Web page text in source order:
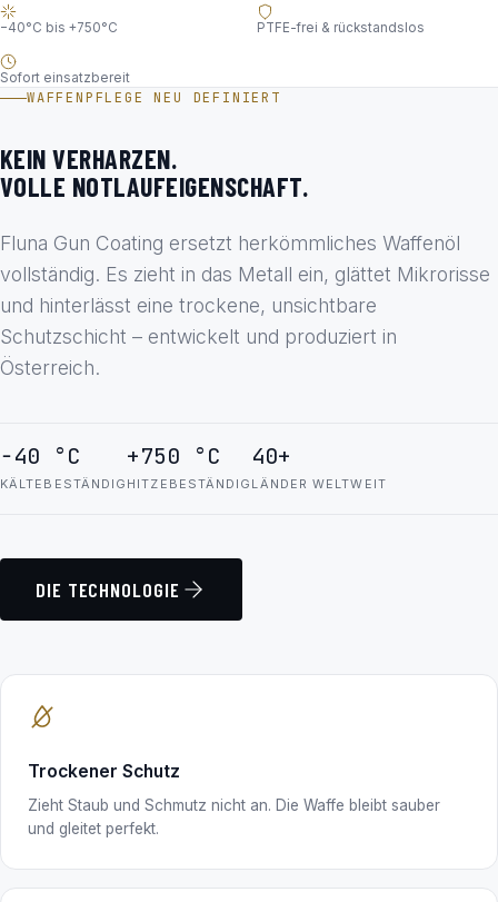
−40°C bis +750°C PTFE-frei & rückstandslos
Sofort einsatzbereit
WAFFENPFLEGE NEU DEFINIERT
KEIN VERHARZEN.
VOLLE NOTLAUFEIGENSCHAFT.
Fluna Gun Coating ersetzt herkömmliches Waffenöl
vollständig. Es zieht in das Metall ein, glättet Mikrorisse
und hinterlässt eine trockene, unsichtbare
Schutzschicht – entwickelt und produziert in
Österreich.
−40 °C
KÄLTEBESTÄNDIG
+750 °C
HITZEBESTÄNDIG
40+
LÄNDER WELTWEIT
DIE TECHNOLOGIE
Trockener Schutz
Zieht Staub und Schmutz nicht an. Die Waffe bleibt sauber
und gleitet perfekt.